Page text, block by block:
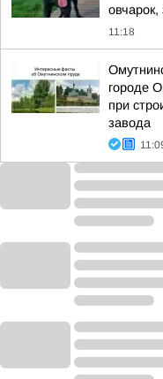
11:18
городе
при
завода